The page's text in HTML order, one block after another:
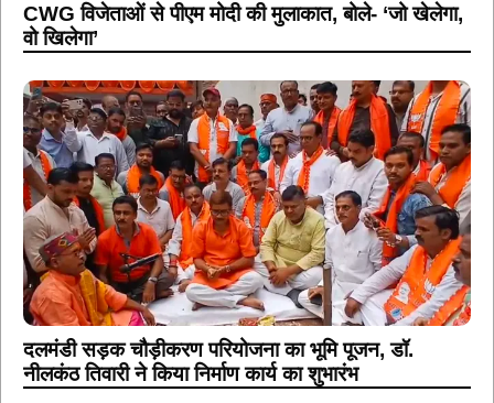
CWG विजेताओं से पीएम मोदी की मुलाकात, बोले- ‘जो खेलेगा,
वो खिलेगा’
दलमंडी सड़क चौड़ीकरण परियोजना का भूमि पूजन, डॉ.
नीलकंठ तिवारी ने किया निर्माण कार्य का शुभारंभ